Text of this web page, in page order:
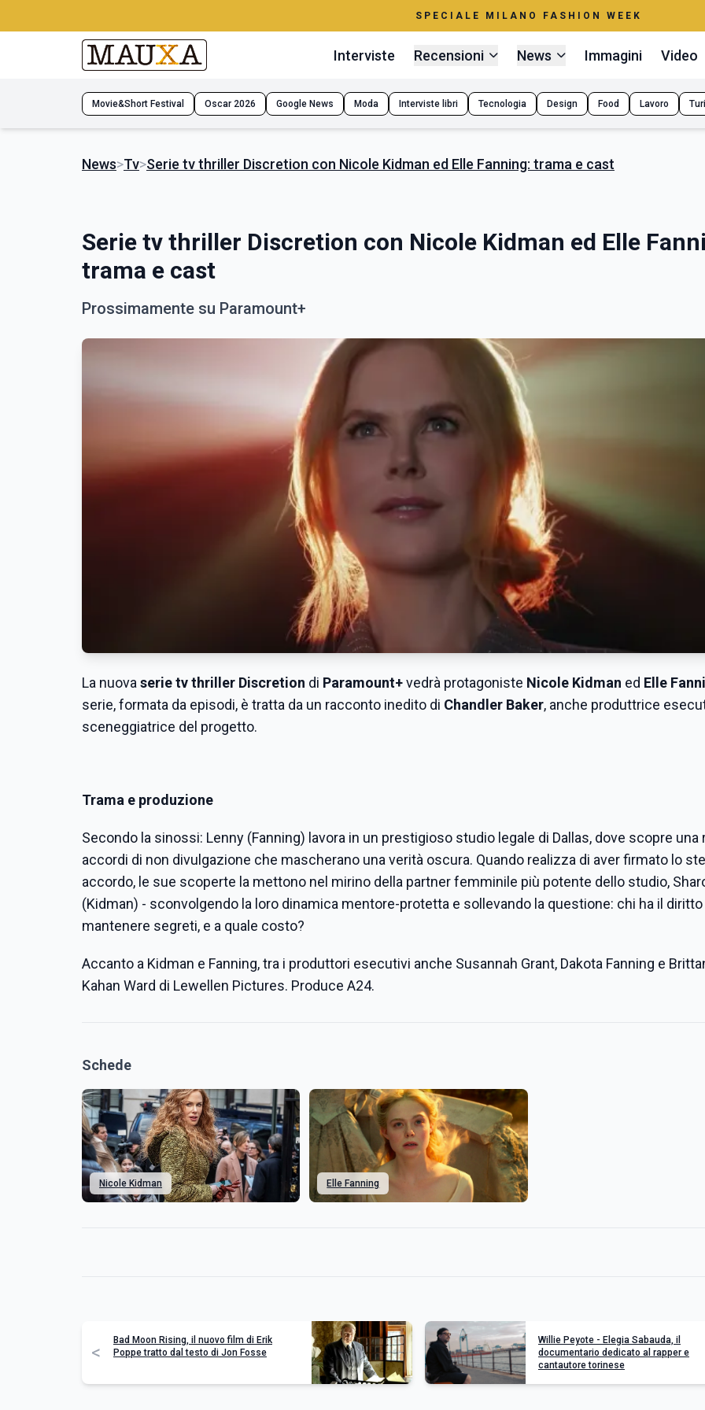
SPECIALE MILANO FASHION WEEK
Interviste Recensioni News Immagini Video
Movie&Short Festival Oscar 2026 Google News Moda Interviste libri Tecnologia Design Food Lavoro
News>Tv>Serie tv thriller Discretion con Nicole Kidman ed Elle Fanning: trama e cast
Serie tv thriller Discretion con Nicole Kidman ed Elle
trama e cast
Prossimamente su Paramount+
La nuova serie tv thriller Discretion di Paramount+vedrà protagoniste Nicole Kidman ed Elle
serie, formata da episodi, è tratta da un racconto inedito di Chandler Baker, anche produttrice
sceneggiatrice del progetto.
Trama e produzione
Secondo la sinossi: Lenny (Fanning) lavora in un prestigioso studio legale di Dallas, dove scopre una
accordi di non divulgazione che mascherano una verità oscura. Quando realizza di aver firmato lo
accordo, le sue scoperte la mettono nel mirino della partner femminile più potente dello studio,
(Kidman) - sconvolgendo la loro dinamica mentore-protetta e sollevando la questione: chi ha il diritto
mantenere segreti, e a quale costo?
Accanto a Kidman e Fanning, tra i produttori esecutivi anche Susannah Grant, Dakota Fanning e
Kahan Ward di Lewellen Pictures. Produce A24.
Schede
Nicole Kidman Elle Fanning
<
Bad Moon Rising, il nuovo film di Erik
Poppe tratto dal testo di Jon Fosse
Willie Peyote - Elegia Sabauda, il
documentario dedicato al rapper e
cantautore torinese